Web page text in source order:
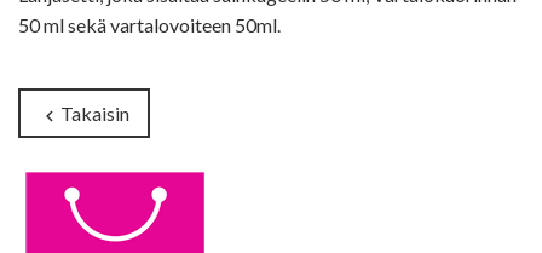
50 ml sekä vartalovoiteen 50ml.
chevron_left Takaisin